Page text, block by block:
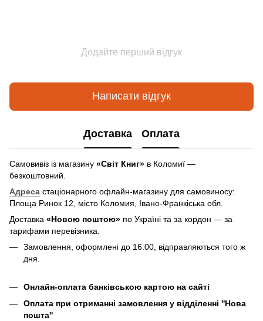
Додайте перший відгук
Написати відгук
Доставка Оплата
Самовивіз із магазину «Світ Книг» в Коломиї —
безкоштовний.
Адреса стаціонарного офлайн-магазину для самовиносу:
Площа Ринок 12, місто Коломия, Івано-Франкіська обл.
Доставка «Новою поштою» по Україні та за кордон — за
тарифами перевізника.
Замовлення, оформлені до 16:00, відправляються того ж
дня.
Онлайн-оплата банківською картою на сайті
Оплата при отриманні замовлення у відділенні ''Нова
пошта''